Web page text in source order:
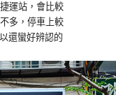
運站，會比較
多，停車上較
還蠻好辨認的